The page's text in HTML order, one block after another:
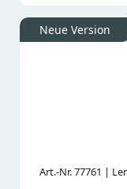
Neue Version
Art.-Nr. 77761 |